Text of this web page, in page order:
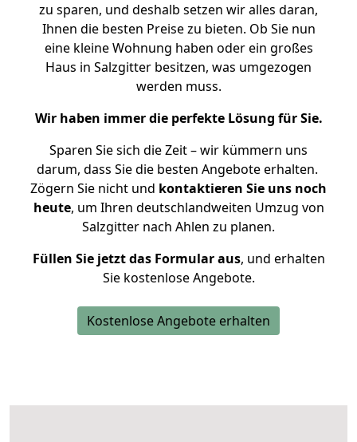
zu sparen, und deshalb setzen wir alles daran,
Ihnen die besten Preise zu bieten. Ob Sie nun
eine kleine Wohnung haben oder ein großes
Haus in Salzgitter besitzen, was umgezogen
werden muss.
Wir haben immer die perfekte Lösung für Sie.
Sparen Sie sich die Zeit – wir kümmern uns
darum, dass Sie die besten Angebote erhalten.
Zögern Sie nicht und kontaktieren Sie uns noch
heute, um Ihren deutschlandweiten Umzug von
Salzgitter nach Ahlen zu planen.
Füllen Sie jetzt das Formular aus, und erhalten
Sie kostenlose Angebote.
Kostenlose Angebote erhalten